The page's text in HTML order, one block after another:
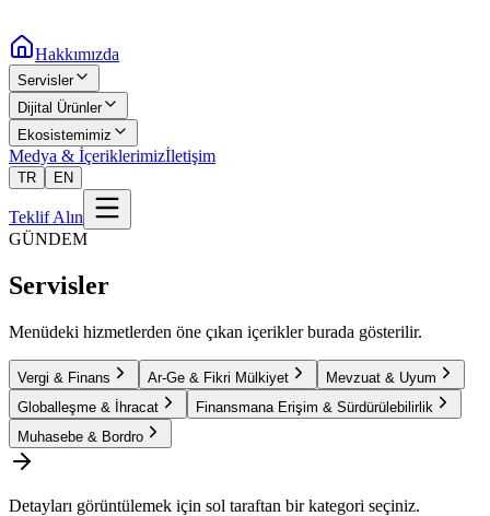
Hakkımızda
Servisler
Dijital Ürünler
Ekosistemimiz
Medya & İçeriklerimizİletişim
TR EN
Teklif Alın
GÜNDEM
Servisler
Menüdeki hizmetlerden öne çıkan içerikler burada gösterilir.
Vergi & Finans Ar-Ge & Fikri Mülkiyet
Mevzuat & Uyum
Globalleşme & İhracat
Finansmana Erişim & Sürdürülebilirlik
Muhasebe & Bordro
Detayları görüntülemek için sol taraftan bir kategori seçiniz.